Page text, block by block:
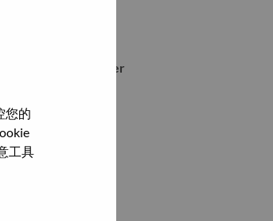
您的
工具
Engineer
馬來西亞,